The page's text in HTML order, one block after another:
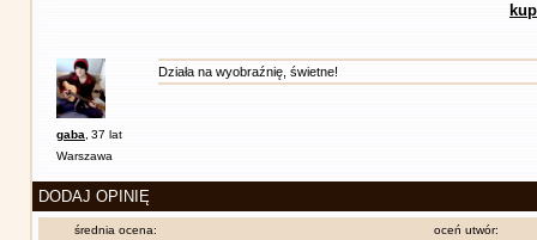
gaba 37 lat
Warszawa
Działa na wyobraźnię, świetne!
DODAJ OPINIĘ
średnia ocena: oceń utwór: